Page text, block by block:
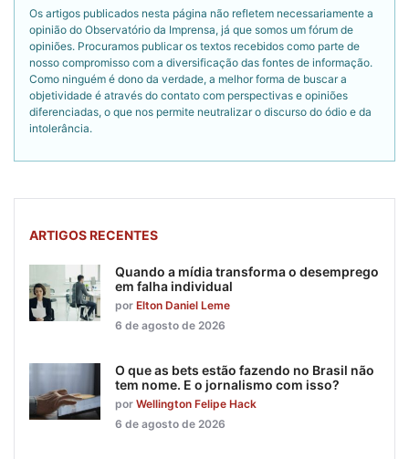
Os artigos publicados nesta página não refletem necessariamente a
opinião do Observatório da Imprensa, já que somos um fórum de
opiniões. Procuramos publicar os textos recebidos como parte de
nosso compromisso com a diversificação das fontes de informação.
Como ninguém é dono da verdade, a melhor forma de buscar a
objetividade é através do contato com perspectivas e opiniões
diferenciadas, o que nos permite neutralizar o discurso do ódio e da
intolerância.
ARTIGOS RECENTES
Quando a mídia transforma o desemprego
em falha individual
por Elton Daniel Leme
6 de agosto de 2026
O que as bets estão fazendo no Brasil não
tem nome. E o jornalismo com isso?
por Wellington Felipe Hack
6 de agosto de 2026